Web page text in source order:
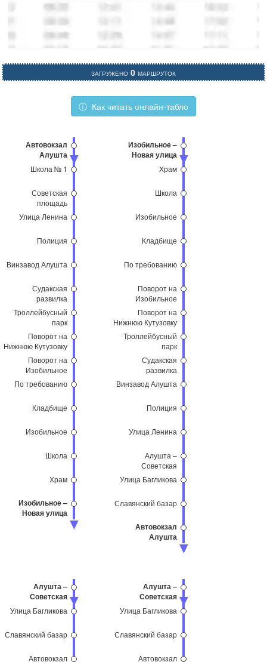
Загружено 0 маршруток
Автовокзал
Алушта
Школа № 1
Советская
площадь
Улица Ленина
Полиция
Винзавод Алушта
Судакская
развилка
Троллейбусный
парк
Поворот на
Нижнюю Кутузовку
Поворот на
Изобильное
По требованию
Кладбище
Изобильное
Школа
Храм
Изобильное –
Новая улица
Изобильное –
Новая улица
Храм
Школа
Изобильное
Кладбище
По требованию
Поворот на
Изобильное
Поворот на
Нижнюю Кутузовку
Троллейбусный
парк
Судакская
развилка
Винзавод Алушта
Полиция
Улица Ленина
Алушта –
Советская
Улица Багликова
Славянский базар
Автовокзал
Алушта
Алушта –
Советская
площадь
Улица Багликова
Славянский базар
Автовокзал
Алушта –
Советская
площадь
Улица Багликова
Славянский базар
Автовокзал